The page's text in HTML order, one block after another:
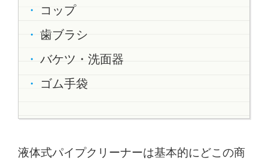
コップ
歯ブラシ
バケツ・洗面器
ゴム手袋
液体式パイプクリーナーは基本的にどこの商